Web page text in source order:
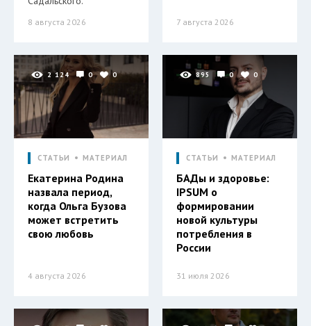
8 августа 2026 7 августа 2026
2 124 0 0
СТАТЬИ МАТЕРИАЛ
Екатерина Родина
назвала период,
когда Ольга Бузова
может встретить
свою любовь
4 августа 2026
895 0 0
СТАТЬИ МАТЕРИАЛ
БАДы и здоровье:
IPSUM о
формировании
новой культуры
потребления в
России
31 июля 2026